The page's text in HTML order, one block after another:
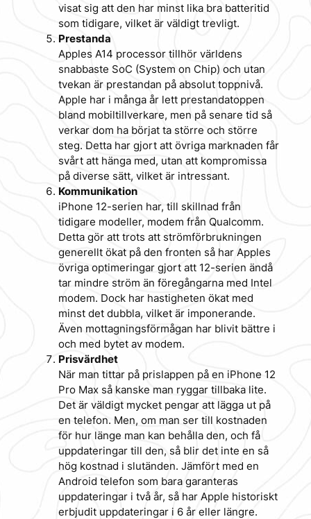
visat sig att den har minst lika bra batteritid
som tidigare, vilket är väldigt trevligt.
Prestanda
Apples A14 processor tillhör världens
snabbaste SoC (System on Chip) och utan
tvekan är prestandan på absolut toppnivå.
Apple har i många år lett prestandatoppen
bland mobiltillverkare, men på senare tid så
verkar dom ha börjat ta större och större
steg. Detta har gjort att övriga marknaden får
svårt att hänga med, utan att kompromissa
på diverse sätt, vilket är intressant.
Kommunikation
iPhone 12-serien har, till skillnad från
tidigare modeller, modem från Qualcomm.
Detta gör att trots att strömförbrukningen
generellt ökat på den fronten så har Apples
övriga optimeringar gjort att 12-serien ändå
tar mindre ström än föregångarna med Intel
modem. Dock har hastigheten ökat med
minst det dubbla, vilket är imponerande.
Även mottagningsförmågan har blivit bättre i
och med bytet av modem.
Prisvärdhet
När man tittar på prislappen på en iPhone 12
Pro Max så kanske man ryggar tillbaka lite.
Det är väldigt mycket pengar att lägga ut på
en telefon. Men, om man ser till kostnaden
för hur länge man kan behålla den, och få
uppdateringar till den, så blir det inte en så
hög kostnad i slutänden. Jämfört med en
Android telefon som bara garanteras
uppdateringar i två år, så har Apple historiskt
erbjudit uppdateringar i 6 år eller längre.